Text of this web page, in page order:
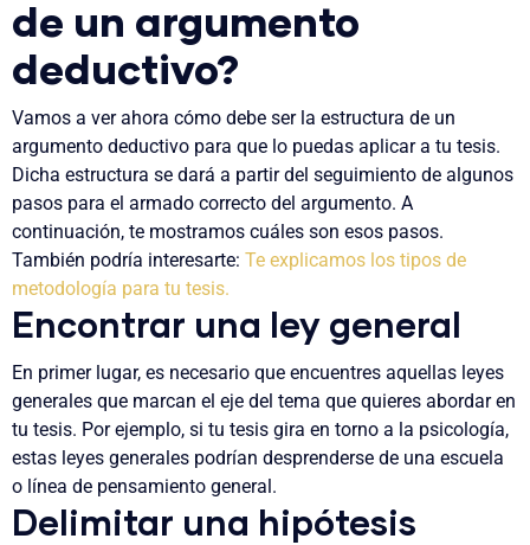
de un argumento
deductivo?
Vamos a ver ahora cómo debe ser la estructura de un
argumento deductivo para que lo puedas aplicar a tu tesis.
Dicha estructura se dará a partir del seguimiento de algunos
pasos para el armado correcto del argumento. A
continuación, te mostramos cuáles son esos pasos.
También podría interesarte: Te explicamos los tipos de
metodología para tu tesis.
Encontrar una ley general
En primer lugar, es necesario que encuentres aquellas leyes
generales que marcan el eje del tema que quieres abordar en
tu tesis. Por ejemplo, si tu tesis gira en torno a la psicología,
estas leyes generales podrían desprenderse de una escuela
o línea de pensamiento general.
Delimitar una hipótesis